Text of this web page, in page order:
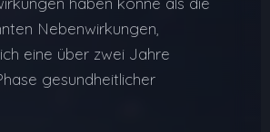
Nebenwirkungen,
eine über zwei Jahre
gesundheitlicher